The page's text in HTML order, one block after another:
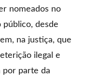
nomeados no
público, desde
na justiça, que
ilegal e
por parte da